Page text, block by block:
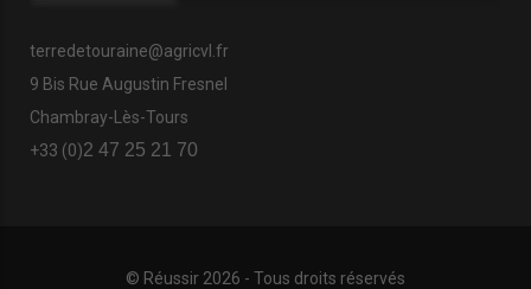
terredetouraine@agricvl.fr
9 Bis Rue Augustin Fresnel
Chambray-Lès-Tours
+33 (0)2 47 25 21 70
© Réussir 2026 - Tous droits réservés